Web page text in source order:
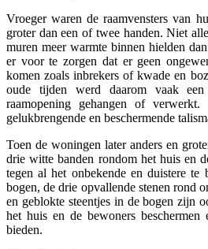
Vroeger waren de raamvensters van
groter dan een of twee handen. Niet
muren meer warmte binnen hielden
er voor te zorgen dat er geen
komen zoals inbrekers of kwade en
oude tijden werd daarom vaak een
raamopening gehangen of
gelukbrengende en beschermende
Toen de woningen later anders en
drie witte banden rondom het huis en
tegen al het onbekende en duistere te
bogen, de drie opvallende stenen rond
en geblokte steentjes in de bogen zijn
het huis en de bewoners
bieden.